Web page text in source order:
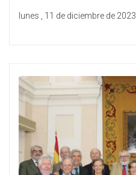
lunes , 11 de diciembre de 2023